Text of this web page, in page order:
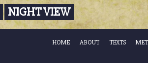
NIGHT VIEW
HOME ABOUT TEXTS